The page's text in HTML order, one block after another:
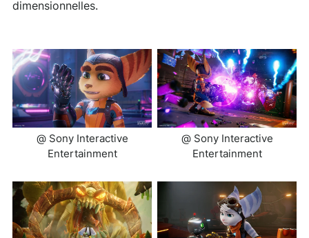
dimensionnelles.
@ Sony Interactive
Entertainment
@ Sony Interactive
Entertainment